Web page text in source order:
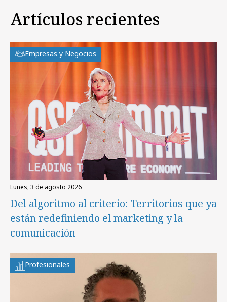
Artículos recientes
Empresas y Negocios
lunes, 3 de agosto 2026
Del algoritmo al criterio: Territorios que ya
están redefiniendo el marketing y la
comunicación
Profesionales